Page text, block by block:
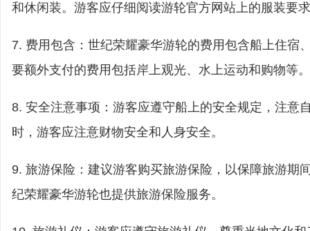
和休闲装。游客应仔细阅读游轮官方网站上的服装要
7. 费用包含：世纪荣耀豪华游轮的费用包含船上住宿
要额外支付的费用包括岸上观光、水上运动和购物等。
8. 安全注意事项：游客应遵守船上的安全规定，注意
时，游客应注意财物安全和人身安全。
9. 旅游保险：建议游客购买旅游保险，以保障旅游期
纪荣耀豪华游轮也提供旅游保险服务。